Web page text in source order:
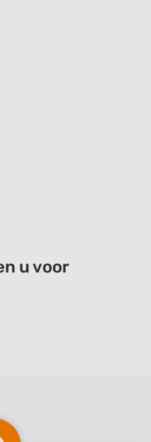
u voor